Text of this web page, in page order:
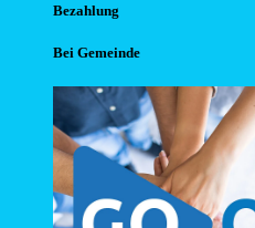
Bezahlung
Bei Gemeinde